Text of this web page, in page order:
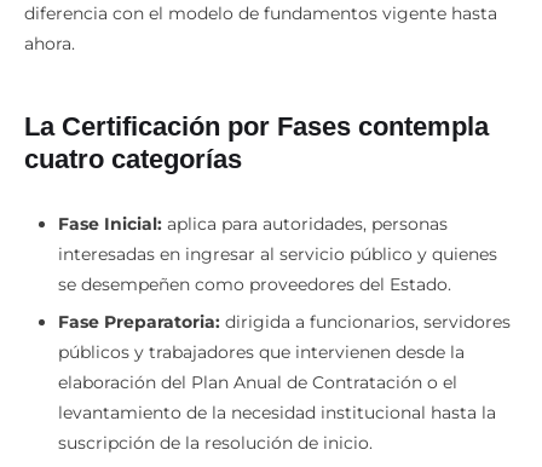
diferencia con el modelo de fundamentos vigente hasta
ahora.
La Certificación por Fases contempla
cuatro categorías
Fase Inicial: aplica para autoridades, personas
interesadas en ingresar al servicio público y quienes
se desempeñen como proveedores del Estado.
Fase Preparatoria: dirigida a funcionarios, servidores
públicos y trabajadores que intervienen desde la
elaboración del Plan Anual de Contratación o el
levantamiento de la necesidad institucional hasta la
suscripción de la resolución de inicio.